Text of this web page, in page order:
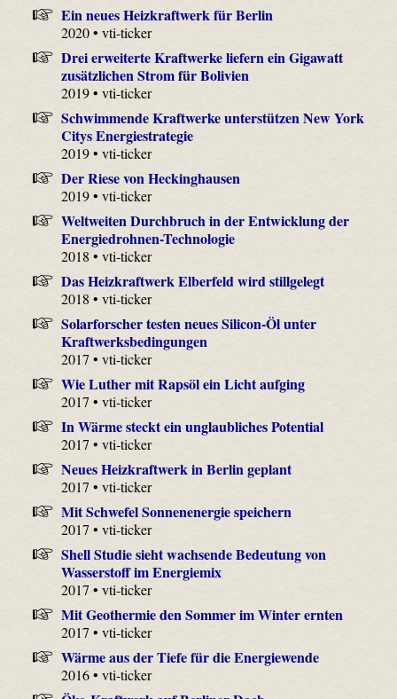
Ein neues Heizkraftwerk für Berlin
2020 • vti-ticker
Drei erweiterte Kraftwerke liefern ein Gigawatt
zusätzlichen Strom für Bolivien
2019 • vti-ticker
Schwimmende Kraftwerke unterstützen New York
Citys Energiestrategie
2019 • vti-ticker
Der Riese von Heckinghausen
2019 • vti-ticker
Weltweiten Durchbruch in der Entwicklung der
Energiedrohnen-Technologie
2018 • vti-ticker
Das Heizkraftwerk Elberfeld wird stillgelegt
2018 • vti-ticker
Solarforscher testen neues Silicon-Öl unter
Kraftwerksbedingungen
2017 • vti-ticker
Wie Luther mit Rapsöl ein Licht aufging
2017 • vti-ticker
In Wärme steckt ein unglaubliches Potential
2017 • vti-ticker
Neues Heizkraftwerk in Berlin geplant
2017 • vti-ticker
Mit Schwefel Sonnenenergie speichern
2017 • vti-ticker
Shell Studie sieht wachsende Bedeutung von
Wasserstoff im Energiemix
2017 • vti-ticker
Mit Geothermie den Sommer im Winter ernten
2017 • vti-ticker
Wärme aus der Tiefe für die Energiewende
2016 • vti-ticker